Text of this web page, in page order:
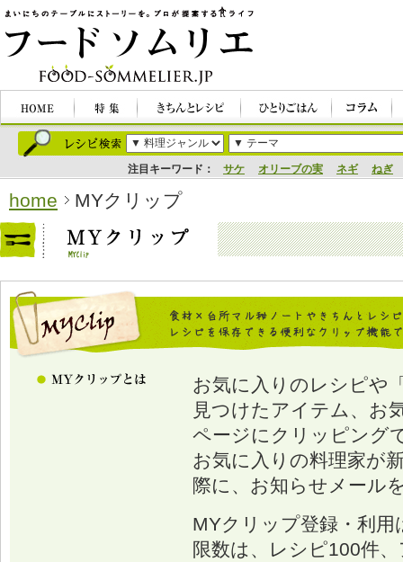
注目キーワード： サケ オリーブの実 ネギ ねぎ
home MYクリップ
お気に入りのレシピや
見つけたアイテム、お
ページにクリッピング
お気に入りの料理家が
際に、お知らせメール
MYクリップ登録・利
限数は、レシピ100件